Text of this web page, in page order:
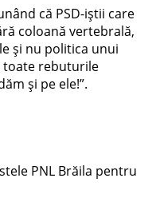
că PSD-iștii care
coloană vertebrală,
și nu politica unui
toate rebuturile
și pe ele!”.
PNL Brăila pentru